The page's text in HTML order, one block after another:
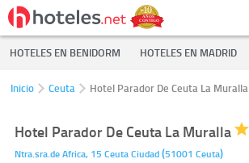
HOTELES EN BENIDORM HOTELES EN MADRID
Inicio Ceuta Hotel Parador De Ceuta La Muralla
Hotel Parador De Ceuta La Muralla
Ntra.sra.de Africa, 15 Ceuta Ciudad(51001 Ceuta)